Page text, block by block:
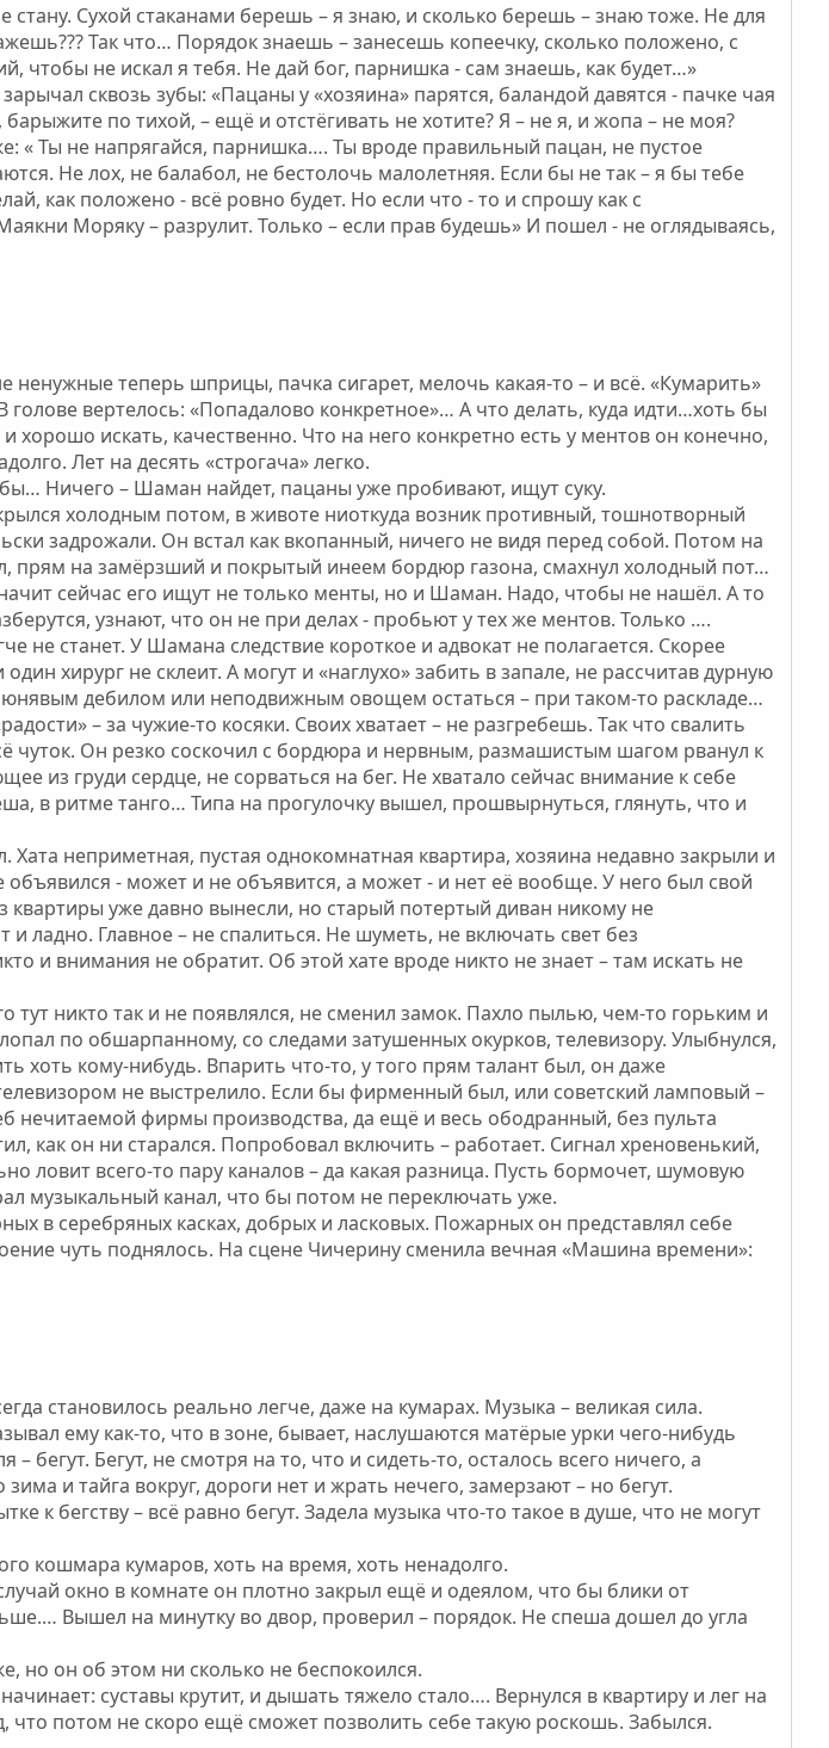
Сухой стаканами берешь – я знаю, и сколько берешь – знаю тоже. Не для
Так что… Порядок знаешь – занесешь копеечку, сколько положено, с
чтобы не искал я тебя. Не дай бог, парнишка - сам знаешь, как будет…»
сквозь зубы: «Пацаны у «хозяина» парятся, баландой давятся - пачке чая
по тихой, – ещё и отстёгивать не хотите? Я – не я, и жопа – не моя?
Ты не напрягайся, парнишка…. Ты вроде правильный пацан, не пустое
Не лох, не балабол, не бестолочь малолетняя. Если бы не так – я бы тебе
как положено - всё ровно будет. Но если что - то и спрошу как с
Моряку – разрулит. Только – если прав будешь» И пошел - не оглядываясь,
ненужные теперь шприцы, пачка сигарет, мелочь какая-то – и всё. «Кумарить»
голове вертелось: «Попадалово конкретное»… А что делать, куда идти…хоть бы
хорошо искать, качественно. Что на него конкретно есть у ментов он конечно,
Лет на десять «строгача» легко.
Ничего – Шаман найдет, пацаны уже пробивают, ищут суку.
холодным потом, в животе ниоткуда возник противный, тошнотворный
задрожали. Он встал как вкопанный, ничего не видя перед собой. Потом на
прям на замёрзший и покрытый инеем бордюр газона, смахнул холодный пот…
сейчас его ищут не только менты, но и Шаман. Надо, чтобы не нашёл. А то
узнают, что он не при делах - пробьют у тех же ментов. Только ….
не станет. У Шамана следствие короткое и адвокат не полагается. Скорее
хирург не склеит. А могут и «наглухо» забить в запале, не рассчитав дурную
дебилом или неподвижным овощем остаться – при таком-то раскладе…
– за чужие-то косяки. Своих хватает – не разгребешь. Так что свалить
чуток. Он резко соскочил с бордюра и нервным, размашистым шагом рванул к
из груди сердце, не сорваться на бег. Не хватало сейчас внимание к себе
в ритме танго… Типа на прогулочку вышел, прошвырнуться, глянуть, что и
Хата неприметная, пустая однокомнатная квартира, хозяина недавно закрыли и
объявился - может и не объявится, а может - и нет её вообще. У него был свой
уже давно вынесли, но старый потертый диван никому не
ладно. Главное – не спалиться. Не шуметь, не включать свет без
и внимания не обратит. Об этой хате вроде никто не знает – там искать не
тут никто так и не появлялся, не сменил замок. Пахло пылью, чем-то горьким и
по обшарпанному, со следами затушенных окурков, телевизору. Улыбнулся,
хоть кому-нибудь. Впарить что-то, у того прям талант был, он даже
не выстрелило. Если бы фирменный был, или советский ламповый –
нечитаемой фирмы производства, да ещё и весь ободранный, без пульта
как он ни старался. Попробовал включить – работает. Сигнал хреновенький,
ловит всего-то пару каналов – да какая разница. Пусть бормочет, шумовую
музыкальный канал, что бы потом не переключать уже.
в серебряных касках, добрых и ласковых. Пожарных он представлял себе
чуть поднялось. На сцене Чичерину сменила вечная «Машина времени»:
становилось реально легче, даже на кумарах. Музыка – великая сила.
ему как-то, что в зоне, бывает, наслушаются матёрые урки чего-нибудь
бегут. Бегут, не смотря на то, что и сидеть-то, осталось всего ничего, а
и тайга вокруг, дороги нет и жрать нечего, замерзают – но бегут.
к бегству – всё равно бегут. Задела музыка что-то такое в душе, что не могут
кошмара кумаров, хоть на время, хоть ненадолго.
окно в комнате он плотно закрыл ещё и одеялом, что бы блики от
Вышел на минутку во двор, проверил – порядок. Не спеша дошел до угла
но он об этом ни сколько не беспокоился.
суставы крутит, и дышать тяжело стало…. Вернулся в квартиру и лег на
что потом не скоро ещё сможет позволить себе такую роскошь. Забылся.